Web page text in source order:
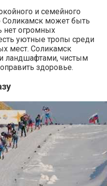
и семейного
Соликамск может быть
нет огромных
уютные тропы среди
мест. Соликамск
ландшафтами, чистым
здоровье.